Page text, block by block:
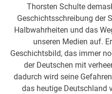
Thorsten Schulte
Geschichtsschreibung der
Halbwahrheiten und das
unseren Medien auf.
Geschichtsbild, das immer
der Deutschen mit
dadurch wird seine
das heutige Deutschland